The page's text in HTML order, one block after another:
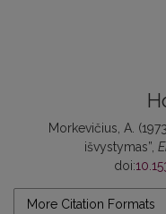
Morkevičius, A.
išvystymas”,
doi:
More Citation Formats